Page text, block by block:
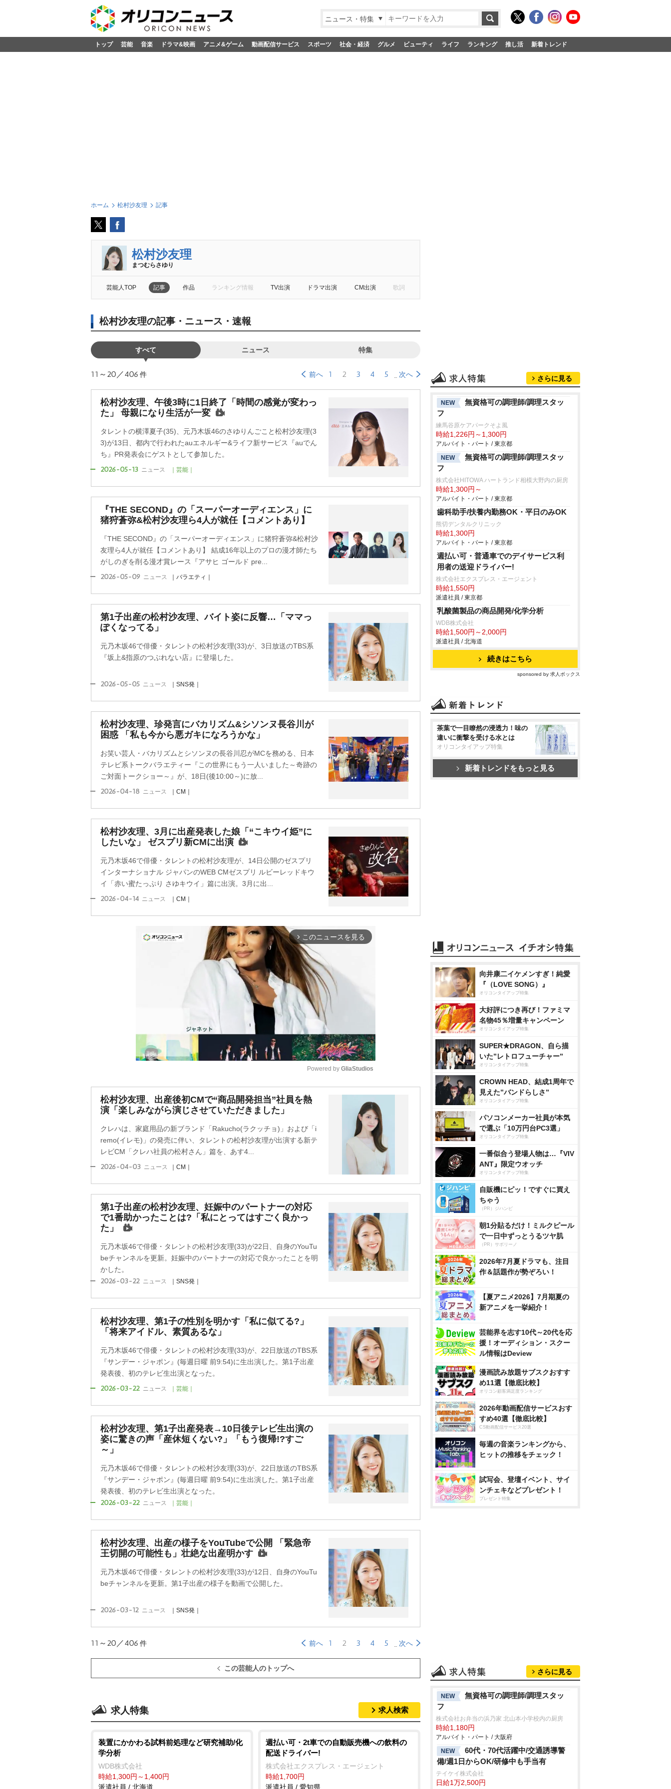
ニュース・特集
トップ 芸能 音楽 ドラマ&映画 アニメ&ゲーム 動画配信サービス スポーツ 社会・経済 グルメ ビューティ ライフ ランキング 推し活 新着トレンド
ホーム 松村沙友理 記事
松村沙友理
まつむらさゆり
芸能人TOP 記事 作品 ランキング情報 TV出演 ドラマ出演 CM出演 歌詞
松村沙友理の記事・ニュース・速報
すべて ニュース 特集
11～20／406 件 前へ 1 2 3 4 5 次へ
松村沙友理、午後3時に1日終了「時間の感覚が変わっ
た」 母親になり生活が一変
タレントの横澤夏子(35)、元乃木坂46のさゆりんごこと松村沙友理(3
3)が13日、都内で行われたauエネルギー&ライフ新サービス『auでん
ち』PR発表会にゲストとして参加した。
2026-05-13 ニュース ｜芸能｜
『THE SECOND』の「スーパーオーディエンス」に
猪狩蒼弥&松村沙友理ら4人が就任【コメントあり】
『THE SECOND』の「スーパーオーディエンス」に猪狩蒼弥&松村沙
友理ら4人が就任【コメントあり】 結成16年以上のプロの漫才師たち
がしのぎを削る漫才賞レース『アサヒ ゴールド pre...
2026-05-09 ニュース ｜バラエティ｜
第1子出産の松村沙友理、バイト姿に反響…「ママっ
ぽくなってる」
元乃木坂46で俳優・タレントの松村沙友理(33)が、3日放送のTBS系
『坂上&指原のつぶれない店』に登場した。
2026-05-05 ニュース ｜SNS発｜
松村沙友理、珍発言にバカリズム&シソンヌ長谷川が
困惑 「私も今から悪ガキになろうかな」
お笑い芸人・バカリズムとシソンヌの長谷川忍がMCを務める、日本
テレビ系トークバラエティー『この世界にもう一人いました～奇跡の
ご対面トークショー～』が、18日(後10:00～)に放...
2026-04-18 ニュース ｜CM｜
松村沙友理、3月に出産発表した娘「“こキウイ姫”に
したいな」 ゼスプリ新CMに出演
元乃木坂46で俳優・タレントの松村沙友理が、14日公開のゼスプリ
インターナショナル ジャパンのWEB CMゼスプリ ルビーレッドキウ
イ「赤い蜜たっぷり さゆキウイ」篇に出演。3月に出...
2026-04-14 ニュース ｜CM｜
arrow_forward_ios このニュースを見る
Powered by GliaStudios
松村沙友理、出産後初CMで“商品開発担当”社員を熱
演「楽しみながら演じさせていただきました」
クレハは、家庭用品の新ブランド「Rakucho(ラクッチョ)」および「i
remo(イレモ)」の発売に伴い、タレントの松村沙友理が出演する新テ
レビCM「クレハ社員の松村さん」篇を、あす4...
2026-04-03 ニュース ｜CM｜
第1子出産の松村沙友理、妊娠中のパートナーの対応
で1番助かったことは?「私にとってはすごく良かっ
た」
元乃木坂46で俳優・タレントの松村沙友理(33)が22日、自身のYouTu
beチャンネルを更新。妊娠中のパートナーの対応で良かったことを明
かした。
2026-03-22 ニュース ｜SNS発｜
松村沙友理、第1子の性別を明かす「私に似てる?」
「将来アイドル、素質あるな」
元乃木坂46で俳優・タレントの松村沙友理(33)が、22日放送のTBS系
『サンデー・ジャポン』(毎週日曜 前9:54)に生出演した。第1子出産
発表後、初のテレビ生出演となった。
2026-03-22 ニュース ｜芸能｜
松村沙友理、第1子出産発表→10日後テレビ生出演の
姿に驚きの声「産休短くない?」「もう復帰!?すご
～」
元乃木坂46で俳優・タレントの松村沙友理(33)が、22日放送のTBS系
『サンデー・ジャポン』(毎週日曜 前9:54)に生出演した。第1子出産
発表後、初のテレビ生出演となった。
2026-03-22 ニュース ｜芸能｜
松村沙友理、出産の様子をYouTubeで公開 「緊急帝
王切開の可能性も」壮絶な出産明かす
元乃木坂46で俳優・タレントの松村沙友理(33)が12日、自身のYouTu
beチャンネルを更新。第1子出産の様子を動画で公開した。
2026-03-12 ニュース ｜SNS発｜
11～20／406 件 前へ 1 2 3 4 5 次へ
この芸能人のトップへ
求人特集 求人検索
装置にかかわる試料前処理など研究補助/化
学分析
WDB株式会社
時給1,300円～1,400円
派遣社員 / 北海道
週払い可・2t車での自動販売機への飲料の
配送ドライバー!
株式会社エクスプレス・エージェント
時給1,700円
派遣社員 / 愛知県
さらに見る
NEW
無資格可の調理師/調理スタッ
フ
練馬谷原ケアパークそよ風
時給1,226円～1,300円
アルバイト・パート / 東京都
NEW
無資格可の調理師/調理スタッ
フ
株式会社HITOWA ハートランド相模大野内の厨房
時給1,300円～
アルバイト・パート / 東京都
歯科助手/扶養内勤務OK・平日のみOK
熊切デンタルクリニック
時給1,300円
アルバイト・パート / 東京都
週払い可・普通車でのデイサービス利
用者の送迎ドライバー!
株式会社エクスプレス・エージェント
時給1,550円
派遣社員 / 東京都
乳酸菌製品の商品開発/化学分析
WDB株式会社
時給1,500円～2,000円
派遣社員 / 北海道
続きはこちら
sponsored by 求人ボックス
茶葉で一目瞭然の浸透力！味の
違いに衝撃を受ける水とは
オリコンタイアップ特集
新着トレンドをもっと見る
向井康二イケメンすぎ！純愛
『（LOVE SONG）』
オリコンタイアップ特集
大好評につき再び！ファミマ
名物45％増量キャンペーン
オリコンタイアップ特集
SUPER★DRAGON、自ら描
いた”レトロフューチャー”
オリコンタイアップ特集
CROWN HEAD、結成1周年で
見えた”バンドらしさ”
オリコンタイアップ特集
パソコンメーカー社員が本気
で選ぶ「10万円台PC3選」
オリコンタイアップ特集
一番似合う登場人物は…『VIV
ANT』限定ウオッチ
オリコンタイアップ特集
自販機にピッ！ですぐに買え
ちゃう
（PR）ジハンピ
朝1分貼るだけ！ミルクピール
で一日中ずっとうるツヤ肌
（PR）サボリーノ
2026年7月夏ドラマも、注目
作＆話題作が勢ぞろい！
【夏アニメ2026】7月期夏の
新アニメを一挙紹介！
芸能界を志す10代～20代を応
援！オーディション・スクー
ル情報はDeview
漫画読み放題サブスクおすす
め11選【徹底比較】
オリコン顧客満足度ランキング
2026年動画配信サービスおす
すめ40選【徹底比較】
CS動画配信サービス20選
毎週の音楽ランキングから、
ヒットの推移をチェック！
試写会、登壇イベント、サイ
ンチェキなどプレゼント！
プレゼント特集
さらに見る
NEW
無資格可の調理師/調理スタッ
フ
株式会社お弁当の浜乃家 北山本小学校内の厨房
時給1,180円
アルバイト・パート / 大阪府
NEW
60代・70代活躍中/交通誘導警
備/週1日からOK/研修中も手当有
テイケイ株式会社
日給1万2,500円